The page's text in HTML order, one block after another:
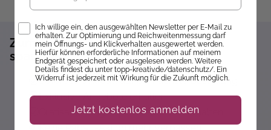
Zum Newsletter anmelden und 10%
sparen!*
Sofort 10% Rabatt auf die nächste Bestellung
Exklusive Angebote erhalten
Gratisanleitungen per Newsletter erhalten
Opt-InIch willige ein, den ausgewählten Newsletter per E-Mail zu
erhalten. Zur Optimierung und Reichweitenmessung darf
mein Öffnungs- und Klickverhalten ausgewertet werden.
Hierfür können erforderliche Informationen auf meinem
Endgerät gespeichert oder ausgelesen werden. Weitere
Details findest du unter topp-kreativ.de/datenschutz/. Ein
Widerruf ist jederzeit mit Wirkung für die Zukunft möglich.
Jetzt kostenlos anmelden